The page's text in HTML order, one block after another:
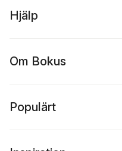
Hjälp
Om Bokus
Populärt